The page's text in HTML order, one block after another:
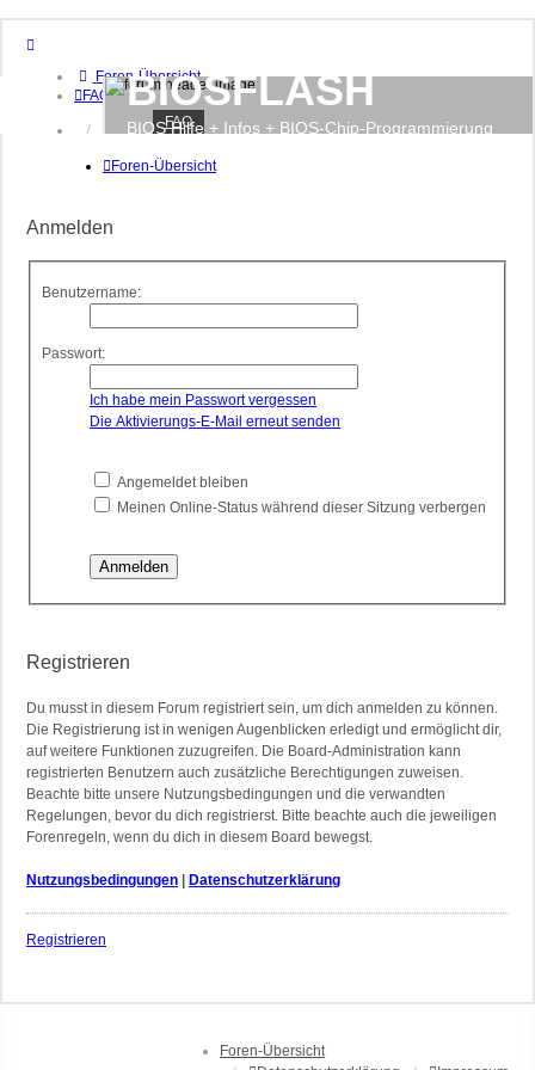
Foren-Übersicht
FAQ
Anmelden
BIOSFLASH
BIOS Hilfe + Infos + BIOS-Chip-Programmierung
FAQ
Foren-Übersicht
Anmelden
Benutzername:
Passwort:
Ich habe mein Passwort vergessen
Die Aktivierungs-E-Mail erneut senden
Angemeldet bleiben
Meinen Online-Status während dieser Sitzung verbergen
Registrieren
Du musst in diesem Forum registriert sein, um dich anmelden zu können.
Die Registrierung ist in wenigen Augenblicken erledigt und ermöglicht dir,
auf weitere Funktionen zuzugreifen. Die Board-Administration kann
registrierten Benutzern auch zusätzliche Berechtigungen zuweisen.
Beachte bitte unsere Nutzungsbedingungen und die verwandten
Regelungen, bevor du dich registrierst. Bitte beachte auch die jeweiligen
Forenregeln, wenn du dich in diesem Board bewegst.
Nutzungsbedingungen Datenschutzerklärung
Registrieren
Foren-Übersicht